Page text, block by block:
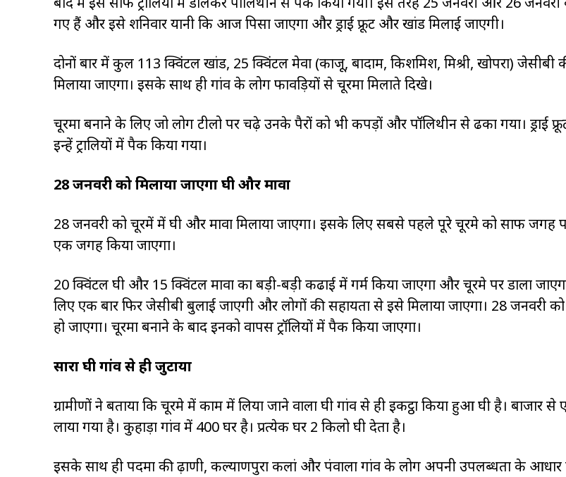
गए हैं और इसे शनिवार यानी कि आज पिसा जाएगा और ड्राई फ्रूट और खांड मिलाई जाएगी।
दोनों बार में कुल 113 क्विंटल खांड, 25 क्विंटल मेवा (काजू, बादाम, किशमिश, मिश्री, खोपरा) जेसीबी
मिलाया जाएगा। इसके साथ ही गांव के लोग फावड़ियों से चूरमा मिलाते दिखे।
चूरमा बनाने के लिए जो लोग टीलो पर चढ़े उनके पैरों को भी कपड़ों और पॉलिथीन से ढका गया। ड्राई
इन्हें ट्रालियों में पैक किया गया।
28 जनवरी को मिलाया जाएगा घी और मावा
28 जनवरी को चूरमें में घी और मावा मिलाया जाएगा। इसके लिए सबसे पहले पूरे चूरमे को साफ जगह
एक जगह किया जाएगा।
20 क्विंटल घी और 15 क्विंटल मावा का बड़ी-बड़ी कढाई में गर्म किया जाएगा और चूरमे पर डाला
लिए एक बार फिर जेसीबी बुलाई जाएगी और लोगों की सहायता से इसे मिलाया जाएगा। 28 जनवरी
हो जाएगा। चूरमा बनाने के बाद इनको वापस ट्रॉलियों में पैक किया जाएगा।
सारा घी गांव से ही जुटाया
ग्रामीणों ने बताया कि चूरमे में काम में लिया जाने वाला घी गांव से ही इकट्ठा किया हुआ घी है। बाजार से
लाया गया है। कुहाड़ा गांव में 400 घर है। प्रत्येक घर 2 किलो घी देता है।
इसके साथ ही पदमा की ढ़ाणी, कल्याणपुरा कलां और पंवाला गांव के लोग अपनी उपलब्धता के आधार